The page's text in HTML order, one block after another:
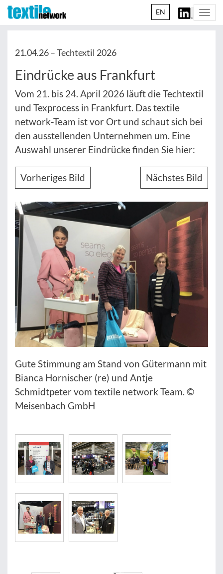
EN
21.04.26 –Techtextil 2026
Eindrücke aus Frankfurt
Vom 21. bis 24. April 2026 läuft die Techtextil
und Texprocess in Frankfurt. Das textile
network-Team ist vor Ort und schaut sich bei
den ausstellenden Unternehmen um. Eine
Auswahl unserer Eindrücke finden Sie hier:
Vorheriges Bild Nächstes Bild
Gute Stimmung am Stand von Gütermann mit
Bianca Hornischer (re) und Antje
Schmidtpeter vom textile network Team. ©
Meisenbach GmbH